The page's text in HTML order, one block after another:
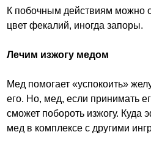
К побочным действиям можно
цвет фекалий, иногда запоры.
Лечим изжогу медом
Мед помогает «успокоить»
его. Но, мед, если принимать
сможет побороть изжогу. Куда
мед в комплексе с другими